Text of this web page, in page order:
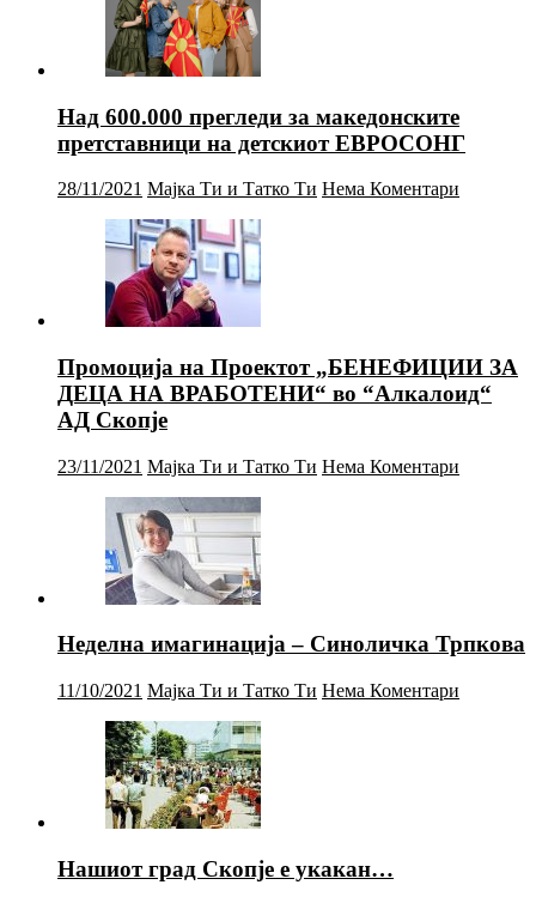
Над 600.000 прегледи за македонските
претставници на детскиот ЕВРОСОНГ
28/11/2021 Мајка Ти и Татко Ти Нема Коментари
Промоција на Проектот „БЕНЕФИЦИИ ЗА
ДЕЦА НА ВРАБОТЕНИ“ во “Алкалоид“
АД Скопје
23/11/2021 Мајка Ти и Татко Ти Нема Коментари
Неделна имагинација – Синоличка Трпкова
11/10/2021 Мајка Ти и Татко Ти Нема Коментари
Нашиот град Скопје е укакан…